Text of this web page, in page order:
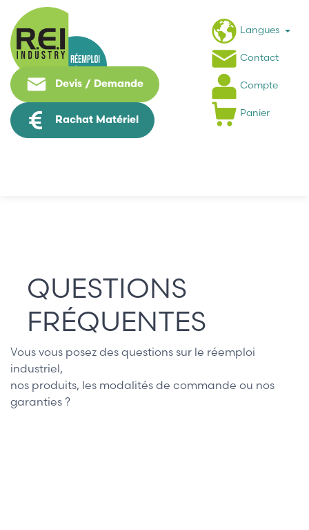
Devis / Demande
Rachat Matériel
Langues
Contact
Compte
Panier
QUESTIONS
FRÉQUENTES
Vous vous posez des questions sur le réemploi
industriel,
nos produits, les modalités de commande ou nos
garanties ?